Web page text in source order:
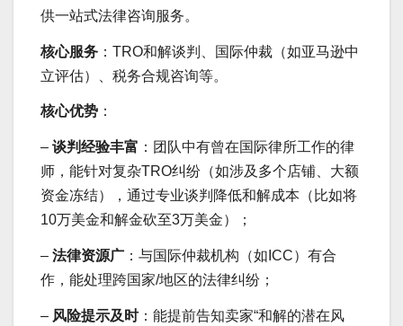
供一站式法律咨询服务。
核心服务 ：TRO和解谈判、国际仲裁（如亚马逊中
立评估）、税务合规咨询等。
核心优势 ：
– 谈判经验丰富 ：团队中有曾在国际律所工作的律
师，能针对复杂TRO纠纷（如涉及多个店铺、大额
资金冻结），通过专业谈判降低和解成本（比如将
10万美金和解金砍至3万美金）；
– 法律资源广 ：与国际仲裁机构（如ICC）有合
作，能处理跨国家/地区的法律纠纷；
– 风险提示及时：能提前告知卖家“和解的潜在风